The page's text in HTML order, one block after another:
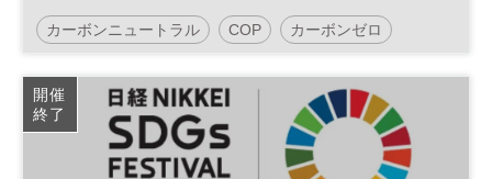
会を目指して～
カーボンニュートラル COP カーボンゼロ
脱炭素
参加無料
開催
終了